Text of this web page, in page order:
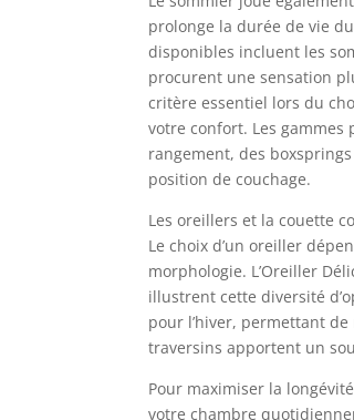
prolonge la durée de vie
disponibles incluent les
procurent une sensation
critère essentiel lors du
votre confort. Les gammes
rangement, des
position de couchage.
Les oreillers et la couette
Le choix d’un oreiller
morphologie. L’Oreiller
illustrent cette diversité
pour l’hiver, permettant
traversins apportent un
Pour maximiser la
votre chambre